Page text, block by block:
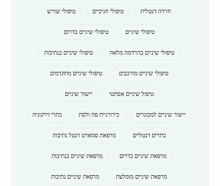
חרדה דנטלית טיפולי חניכיים
טיפולי שורש
טיפולי שיניים
טיפולי שיניים בדרום
טיפולי שיניים בהרדמה מלאה
טיפולי שיניים בנתיבות
טיפולי שיניים מורכבים
טיפולי שיניים מתקדמים
טיפול שיניים אסתטי
יישור שיניים
יישור שיניים למבוגרים
כירורגיית פה ולסת
כתרי זירקוניה
כתרים דנטליים
מרפאת סמארט דנטל נתיבות
מרפאת שיניים בדרום
מרפאת שיניים בנתיבות
מרפאת שיניים מומלצת
מרפאת שיניים נתיבות